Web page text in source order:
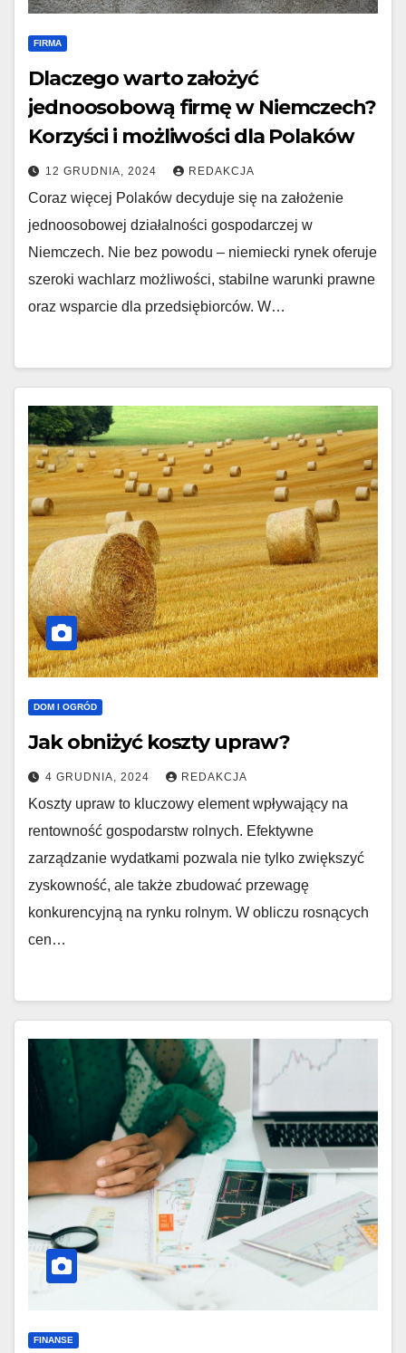
FIRMA
Dlaczego warto założyć
jednoosobową firmę w Niemczech?
Korzyści i możliwości dla Polaków
12 GRUDNIA, 2024 REDAKCJA
Coraz więcej Polaków decyduje się na założenie
jednoosobowej działalności gospodarczej w
Niemczech. Nie bez powodu – niemiecki rynek oferuje
szeroki wachlarz możliwości, stabilne warunki prawne
oraz wsparcie dla przedsiębiorców. W…
DOM I OGRÓD
Jak obniżyć koszty upraw?
4 GRUDNIA, 2024 REDAKCJA
Koszty upraw to kluczowy element wpływający na
rentowność gospodarstw rolnych. Efektywne
zarządzanie wydatkami pozwala nie tylko zwiększyć
zyskowność, ale także zbudować przewagę
konkurencyjną na rynku rolnym. W obliczu rosnących
cen…
FINANSE